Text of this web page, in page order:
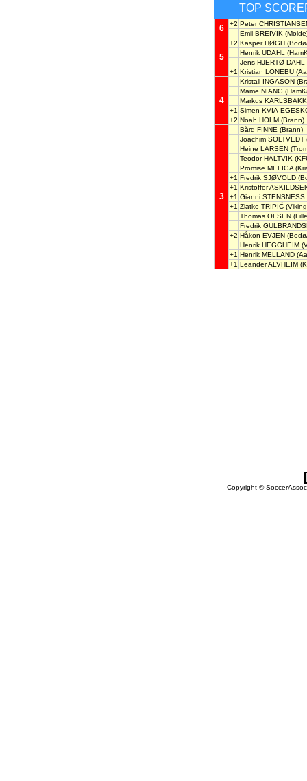
TOP
6 +2 Peter
Emil BREIVIK
5
+2 Kasper HØGH
Henrik UDAHL
Jens HJERTØ-DAHL
+1 Kristian LONEBU
4
Kristall INGASON
Mame NIANG
Markus KARLSBAKK
+1 Simen KVIA-
+2 Noah HOLM (Brann)
3
Bård FINNE (Brann)
Joachim SOLTVEDT
Heine LARSEN
Teodor HALTVIK
Promise MELIGA
+1 Fredrik SJØVOLD
+1 Kristoffer
+1 Gianni STENSNESS
+1 Zlatko TRIPIĆ
Thomas OLSEN
Fredrik
+2 Håkon EVJEN
Henrik HEGGHEIM
+1 Henrik MELLAND
+1 Leander ALVHEIM
Copyright ©